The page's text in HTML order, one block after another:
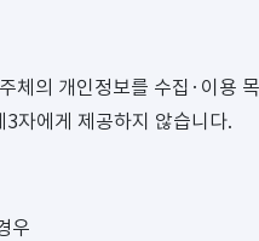
의 개인정보를 수집·이용
자에게 제공하지 않습니다.
우